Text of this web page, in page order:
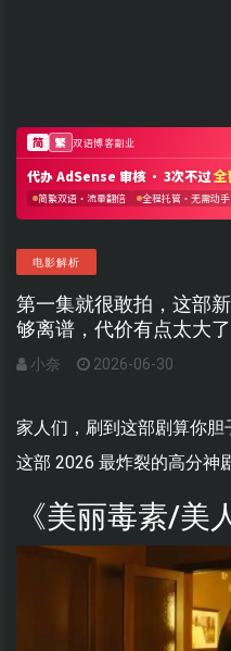
电影解析
第一集就很敢拍，这部
够离谱，代价有点太大了
小奈 2026-06-30
家人们，刷到这部剧算你胆
这部 2026 最炸裂的高分神
《美丽毒素/美